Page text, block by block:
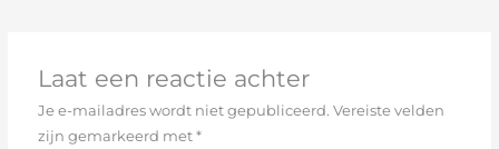
Laat een reactie achter
Je e-mailadres wordt niet gepubliceerd. Vereiste velden
zijn gemarkeerd met*